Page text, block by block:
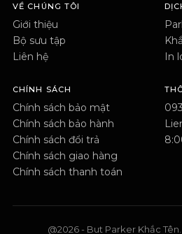
VỀ CHÚNG TÔI
Giới thiệu
Bộ sưu tập
Liên hệ
In
CHÍNH SÁCH
Chính sách bảo mật
Chính sách bảo hành
Chính sách đổi trả
Chính sách giao hàng
Chính sách thanh toán
@2026 - But Parker Khắc